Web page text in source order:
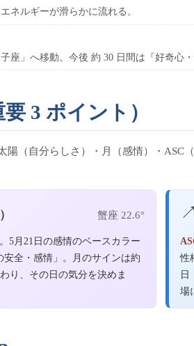
ネルギーが滑らかに流れる。
座」へ移動。今後 約 30 日間は『好奇心
3 ポイント）
（自分らしさ）・月（感情）・ASC
蟹座 22.6°
。5月21日の感情のベースカラー
安全・感情」。月のサインは約
り、その日の気分を決めま
性
日
場